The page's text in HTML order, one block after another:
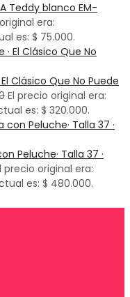
Teddy blanco EM-
era:
es: $ 75.000.
Clásico Que No Puede
El precio original era:
es: $ 320.000.
Peluche· Talla 37 ·
precio original era:
es: $ 480.000.